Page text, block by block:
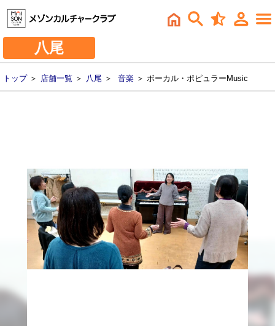
八尾
トップ＞ 店舗一覧 ＞ 八尾 ＞ 音楽 ＞ ボーカル・ポピュラーMusic